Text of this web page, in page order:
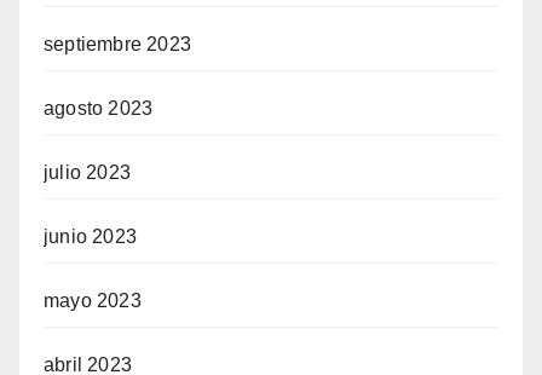
septiembre 2023
agosto 2023
julio 2023
junio 2023
mayo 2023
abril 2023